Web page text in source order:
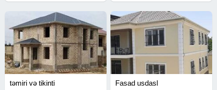
təmiri və tikinti Fasad usdasl